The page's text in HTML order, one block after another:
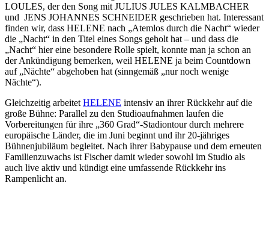
LOULES, der den Song mit JULIUS JULES KALMBACHER
und JENS JOHANNES SCHNEIDER geschrieben hat. Interessant
finden wir, dass HELENE nach „Atemlos durch die Nacht“ wieder
die „Nacht“ in den Titel eines Songs geholt hat – und dass die
„Nacht“ hier eine besondere Rolle spielt, konnte man ja schon an
der Ankündigung bemerken, weil HELENE ja beim Countdown
auf „Nächte“ abgehoben hat (sinngemäß „nur noch wenige
Nächte“).
Gleichzeitig arbeitet HELENE intensiv an ihrer Rückkehr auf die
große Bühne: Parallel zu den Studioaufnahmen laufen die
Vorbereitungen für ihre „360 Grad“-Stadiontour durch mehrere
europäische Länder, die im Juni beginnt und ihr 20-jähriges
Bühnenjubiläum begleitet. Nach ihrer Babypause und dem erneuten
Familienzuwachs ist Fischer damit wieder sowohl im Studio als
auch live aktiv und kündigt eine umfassende Rückkehr ins
Rampenlicht an.